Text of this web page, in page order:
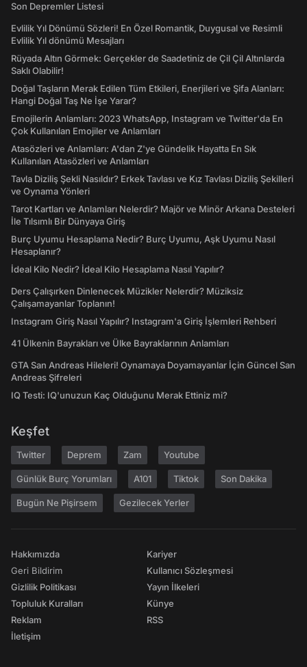
Son Depremler Listesi
Evlilik Yıl Dönümü Sözleri! En Özel Romantik, Duygusal ve Resimli
Evlilik Yıl dönümü Mesajları
Rüyada Altın Görmek: Gerçekler de Saadetiniz de Çil Çil Altınlarda
Saklı Olabilir!
Doğal Taşların Merak Edilen Tüm Etkileri, Enerjileri ve Şifa Alanları:
Hangi Doğal Taş Ne İşe Yarar?
Emojilerin Anlamları: 2023 WhatsApp, Instagram ve Twitter'da En
Çok Kullanılan Emojiler ve Anlamları
Atasözleri ve Anlamları: A'dan Z'ye Gündelik Hayatta En Sık
Kullanılan Atasözleri ve Anlamları
Tavla Diziliş Şekli Nasıldır? Erkek Tavlası ve Kız Tavlası Diziliş Şekilleri
ve Oynama Yönleri
Tarot Kartları ve Anlamları Nelerdir? Majör ve Minör Arkana Desteleri
İle Tılsımlı Bir Dünyaya Giriş
Burç Uyumu Hesaplama Nedir? Burç Uyumu, Aşk Uyumu Nasıl
Hesaplanır?
İdeal Kilo Nedir? İdeal Kilo Hesaplama Nasıl Yapılır?
Ders Çalışırken Dinlenecek Müzikler Nelerdir? Müziksiz
Çalışamayanlar Toplanın!
Instagram Giriş Nasıl Yapılır? Instagram'a Giriş İşlemleri Rehberi
41 Ülkenin Bayrakları ve Ülke Bayraklarının Anlamları
GTA San Andreas Hileleri! Oynamaya Doyamayanlar İçin Güncel San
Andreas Şifreleri
IQ Testi: IQ'unuzun Kaç Olduğunu Merak Ettiniz mi?
Keşfet
Twitter Deprem Zam Youtube
Günlük Burç Yorumları A101 Tiktok Son Dakika
Bugün Ne Pişirsem Gezilecek Yerler
Hakkımızda
Geri Bildirim
Gizlilik Politikası
Topluluk Kuralları
Reklam
İletişim
Kariyer
Kullanıcı Sözleşmesi
Yayın İlkeleri
Künye
RSS